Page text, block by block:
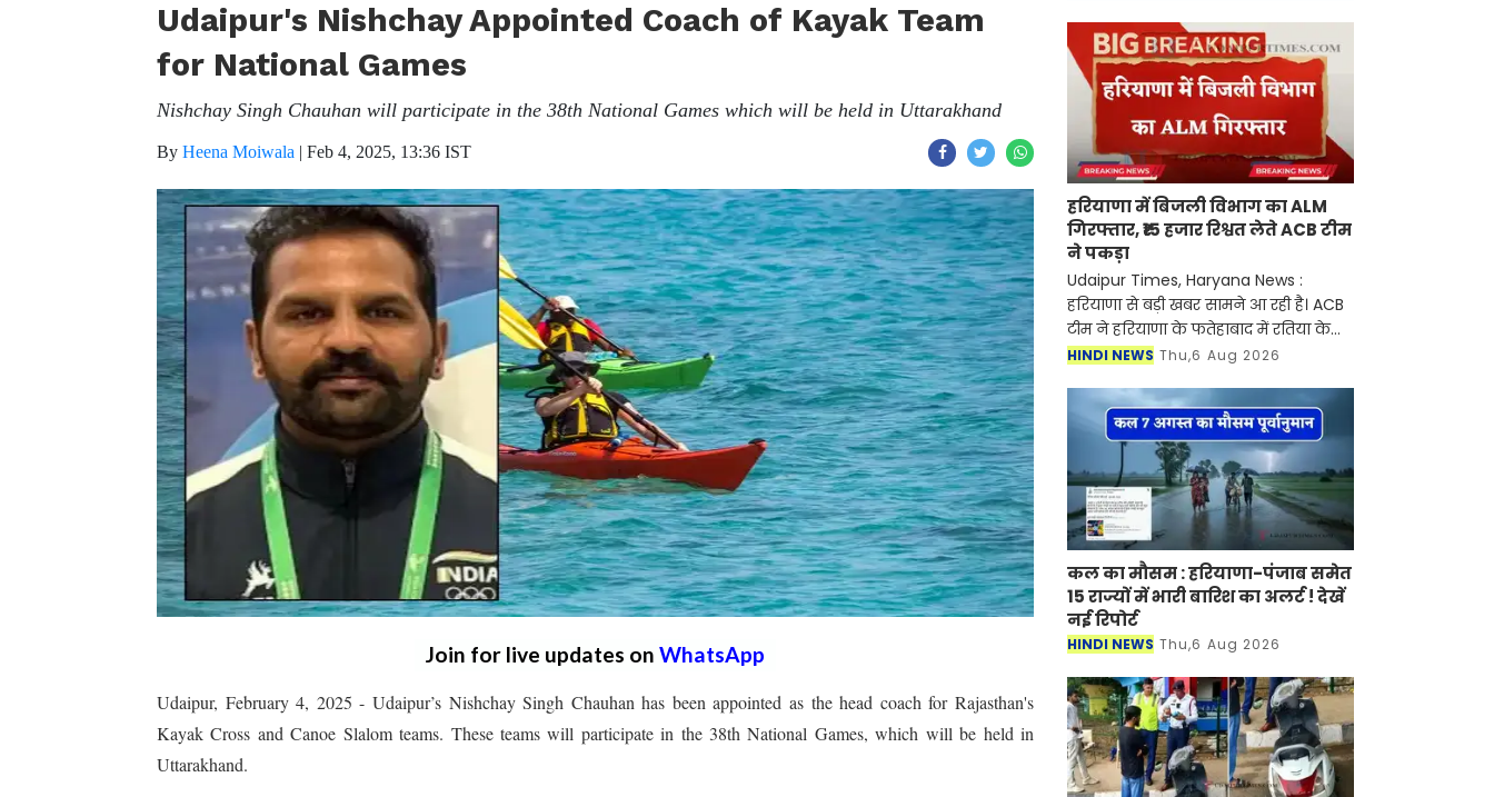
Udaipur's Nishchay Appointed Coach of Kayak Team
for National Games
Nishchay Singh Chauhan will participate in the 38th National Games which will be held in Uttarakhand
By Heena Moiwala | Feb 4, 2025, 13:36 IST
Join for live updates on WhatsApp
Udaipur, February 4, 2025 - Udaipur’s Nishchay Singh Chauhan has been appointed as the head coach for Rajasthan's
Kayak Cross and Canoe Slalom teams. These teams will participate in the 38th National Games, which will be held in
Uttarakhand.
हरियाणा में बिजली विभाग का ALM
गिरफ्तार, ₹15 हजार रिश्वत लेते ACB टीम
ने पकड़ा
Udaipur Times, Haryana News :
हरियाणा से बड़ी खबर सामने आ रही है। ACB
टीम ने हरियाणा के फतेहाबाद में रतिया के
गांव रत्ताखेड़ा में तैनात बिजली निगम के
हजार रुपए की रिश्व
HINDI NEWS Thu,6 Aug 2026
कल का मौसम : हरियाणा-पंजाब समेत
15 राज्यों में भारी बारिश का अलर्ट ! देखें
नई रिपोर्ट
HINDI NEWS Thu,6 Aug 2026